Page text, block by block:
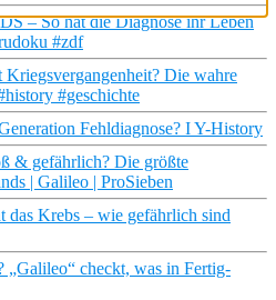
– So hat die Diagnose ihr Leben
#zdf
Die wahre
#geschichte
Fehldiagnose? I Y-History
& gefährlich? Die größte
| Galileo | ProSieben
das Krebs – wie gefährlich sind
„Galileo“ checkt, was in Fertig-